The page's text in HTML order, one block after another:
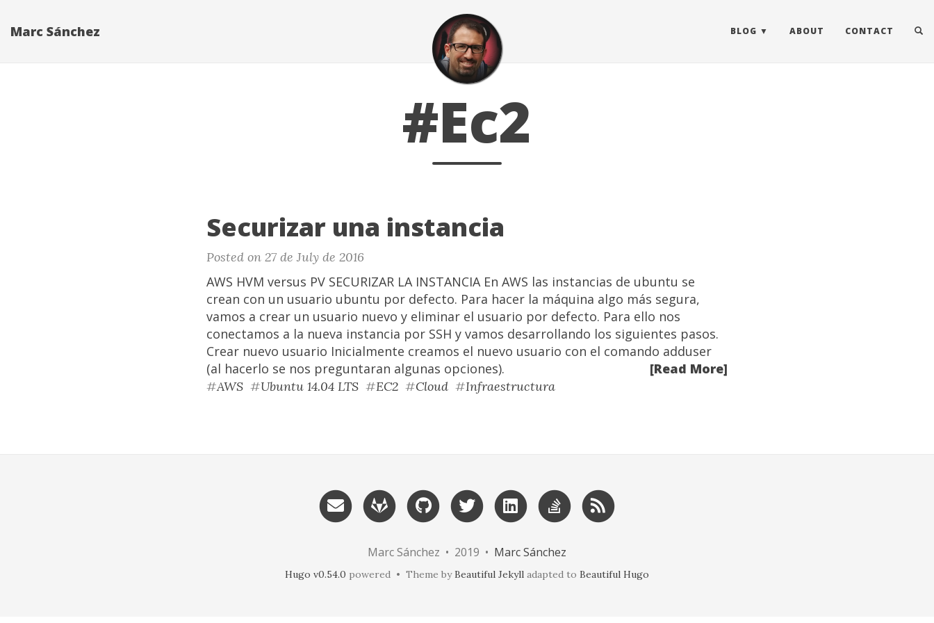
Marc Sánchez BLOG ABOUT CONTACT
#Ec2
Securizar una instancia
Posted on 27 de July de 2016
AWS HVM versus PV SECURIZAR LA INSTANCIA En AWS las instancias de ubuntu se
crean con un usuario ubuntu por defecto. Para hacer la máquina algo más segura,
vamos a crear un usuario nuevo y eliminar el usuario por defecto. Para ello nos
conectamos a la nueva instancia por SSH y vamos desarrollando los siguientes pasos.
Crear nuevo usuario Inicialmente creamos el nuevo usuario con el comando adduser
(al hacerlo se nos preguntaran algunas opciones).
[Read More]
#AWS #Ubuntu 14.04 LTS #EC2 #Cloud #Infraestructura
Marc Sánchez • 2019 • Marc Sánchez
Hugo v0.54.0 powered • Theme byBeautiful Jekyll adapted to Beautiful Hugo